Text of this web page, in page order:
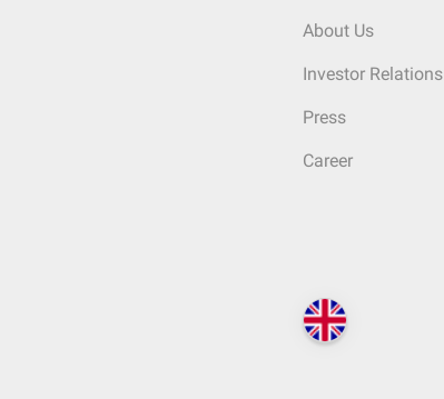
About Us
Investor Relations
Press
Career